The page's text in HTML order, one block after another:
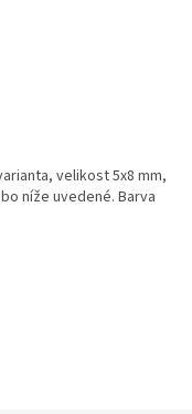
velikost 5x8 mm,
níže uvedené. Barva